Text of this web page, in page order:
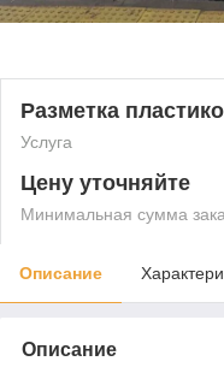
Разметка
Услуга
Цену уточняйте
Минимальная сумма
Описание
Описание